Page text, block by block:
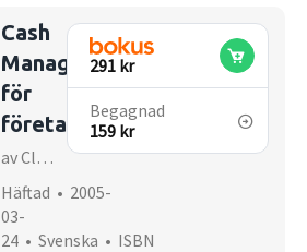
Cash
Management
för
företag
av Claes-Göran Larsson, Lars F Hammarlund, Per MacKén, Sven-Erik Jacobson
Häftad • 2005-
03-
24 • Svenska • ISBN
291 kr
Begagnad
159 kr